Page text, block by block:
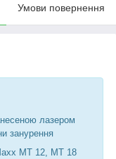
Умови повернення
лазером
занурення
MT 12, MT 18